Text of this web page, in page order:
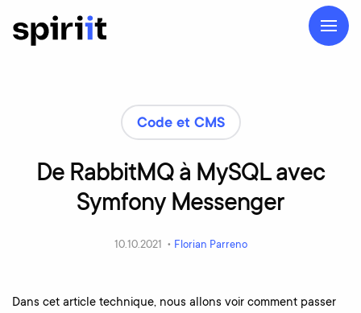
Code et CMS
De RabbitMQ à MySQL avec
Symfony Messenger
10.10.2021 • Florian Parreno
Dans cet article technique, nous allons voir comment passer